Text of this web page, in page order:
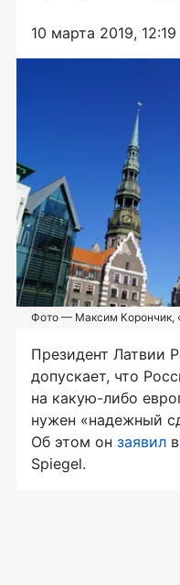
10 марта 2019, 12:19
Фото — Максим Корончик,
Президент Латвии
допускает, что
на какую-либо
нужен «надежный
Об этом он заявил в
Spiegel.